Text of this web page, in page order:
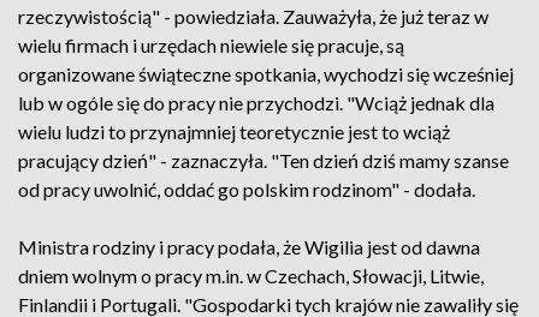
rzeczywistością" - powiedziała. Zauważyła, że już teraz w
wielu firmach i urzędach niewiele się pracuje, są
organizowane świąteczne spotkania, wychodzi się wcześniej
lub w ogóle się do pracy nie przychodzi. "Wciąż jednak dla
wielu ludzi to przynajmniej teoretycznie jest to wciąż
pracujący dzień" - zaznaczyła. "Ten dzień dziś mamy szanse
od pracy uwolnić, oddać go polskim rodzinom" - dodała.
Ministra rodziny i pracy podała, że Wigilia jest od dawna
dniem wolnym o pracy m.in. w Czechach, Słowacji, Litwie,
Finlandii i Portugali. "Gospodarki tych krajów nie zawaliły się